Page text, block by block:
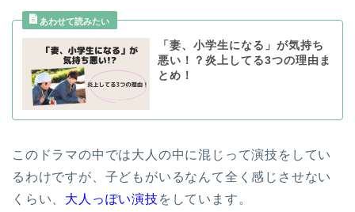
「妻、小学生になる」が気持ち
悪い！？炎上してる3つの理由ま
とめ！
このドラマの中では大人の中に混じって演技をしてい
るわけですが、子どもがいるなんて全く感じさせない
くらい、 大人っぽい演技をしています。